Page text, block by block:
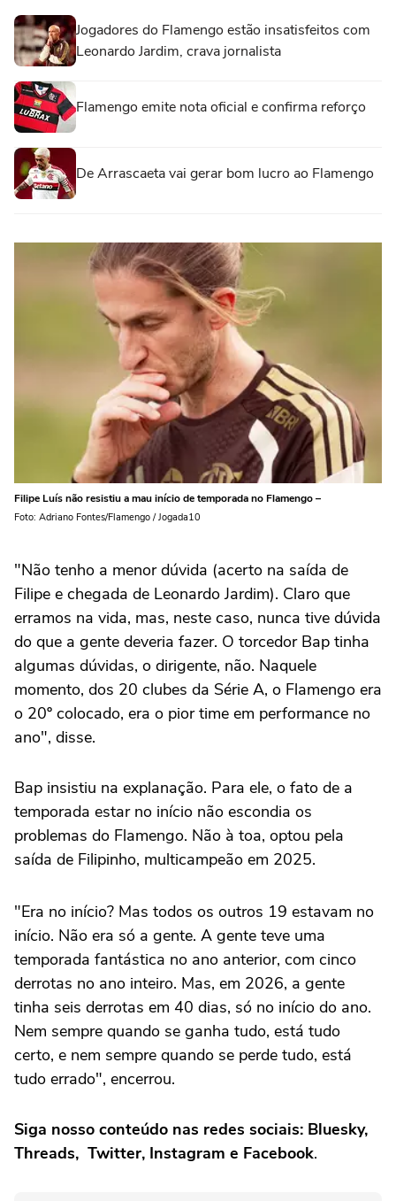
Jogadores do Flamengo estão insatisfeitos com
Leonardo Jardim, crava jornalista
Flamengo emite nota oficial e confirma reforço
De Arrascaeta vai gerar bom lucro ao Flamengo
Filipe Luís não resistiu a mau início de temporada no Flamengo –
Foto: Adriano Fontes/Flamengo / Jogada10
"Não tenho a menor dúvida (acerto na saída de
Filipe e chegada de Leonardo Jardim). Claro que
erramos na vida, mas, neste caso, nunca tive dúvida
do que a gente deveria fazer. O torcedor Bap tinha
algumas dúvidas, o dirigente, não. Naquele
momento, dos 20 clubes da Série A, o Flamengo era
o 20º colocado, era o pior time em performance no
ano", disse.
Bap insistiu na explanação. Para ele, o fato de a
temporada estar no início não escondia os
problemas do Flamengo. Não à toa, optou pela
saída de Filipinho, multicampeão em 2025.
"Era no início? Mas todos os outros 19 estavam no
início. Não era só a gente. A gente teve uma
temporada fantástica no ano anterior, com cinco
derrotas no ano inteiro. Mas, em 2026, a gente
tinha seis derrotas em 40 dias, só no início do ano.
Nem sempre quando se ganha tudo, está tudo
certo, e nem sempre quando se perde tudo, está
tudo errado", encerrou.
Siga nosso conteúdo nas redes sociais: Bluesky,
Threads, Twitter, Instagram e Facebook.